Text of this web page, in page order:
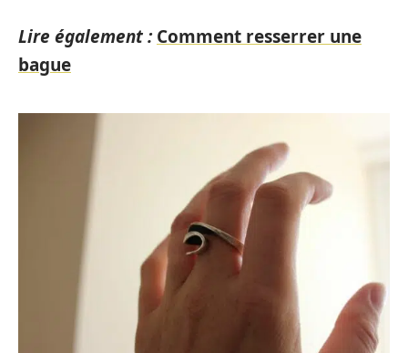
Lire également : Comment resserrer une
bague